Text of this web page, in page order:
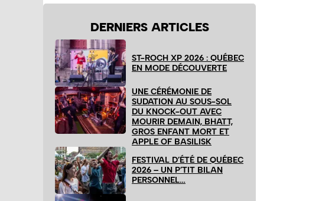
DERNIERS ARTICLES
ST-ROCH XP 2026 : QUÉBEC
EN MODE DÉCOUVERTE
UNE CÉRÉMONIE DE
SUDATION AU SOUS-SOL
DU KNOCK-OUT AVEC
MOURIR DEMAIN, BHATT,
GROS ENFANT MORT ET
APPLE OF BASILISK
FESTIVAL D’ÉTÉ DE QUÉBEC
2026 – UN P’TIT BILAN
PERSONNEL…